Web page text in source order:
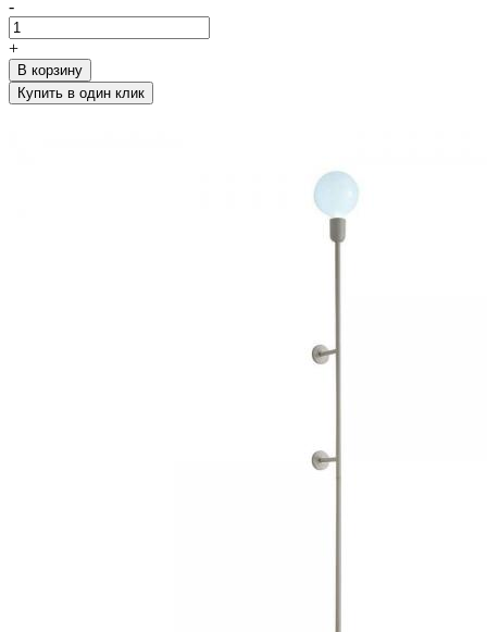
-
+
В корзину
Купить в один клик